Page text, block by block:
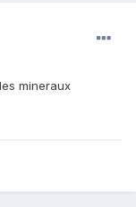
mineraux